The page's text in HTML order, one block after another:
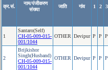
क्र.सं.
नाम/पंजीकरण
संख्या
जाति गांव 1 2 3
1
Santaro(Self)
CH-05-009-015-
001/1044
OTHER Devipur P P P
2
Brijkishor
Singh(Husband)
CH-05-009-015-
001/1044
OTHER Devipur P P P